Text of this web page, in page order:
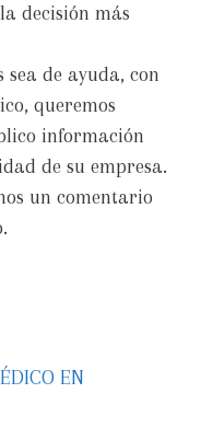
decisión más
sea de ayuda, con
queremos
información
de su empresa.
un comentario
EN